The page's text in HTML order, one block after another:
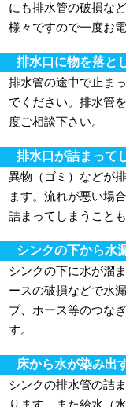
にも排水管の破損な
様々ですので一度お
排水口に物を落と
排水管の途中で止ま
でください。排水管
度ご相談下さい。
排水口が詰まって
異物（ゴミ）などが
ます。流れが悪い場
詰まってしまうこと
シンクの下から水
シンクの下に水が溜
ースの破損などで水
プ、ホース等のつな
す。
床から水が染み出
シンクの排水管の詰